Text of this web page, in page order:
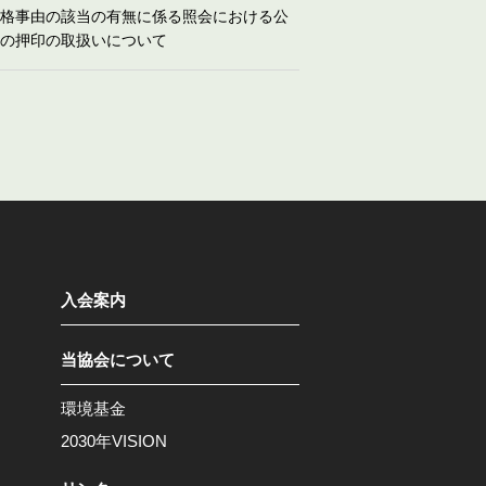
事由の該当の有無に係る照会における公
押印の取扱いについて
入会案内
当協会について
環境基金
2030年VISION